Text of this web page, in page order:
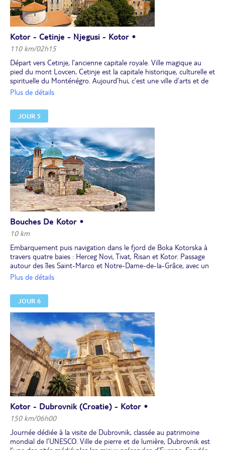
Dîner et installation pour 5 nuits à l’hôtel, dans les environs de
Kotor.
Kotor - Cetinje - Njegusi - Kotor •
110 km/02h15
Départ vers Cetinje, l’ancienne capitale royale. Ville magique au
pied du mont Lovcen, Cetinje est la capitale historique, culturelle et
spirituelle du Monténégro. Aujourd’hui, c’est une ville d’arts et de
culture qui abrite des musées, des archives, des bibliothèques et
Palais royal. Temps libre.
Poursuite de l'itinéraire vers Njegusi, village natal de la dynastie
royale Petrovic.
Déjeuner typique de jambon et de fromage dans une auberge.
L’après-midi, route vers la côte, par la vieille route austro-
hongroise offrant une vue magnifique sur le fjord de Boka
Kotorska.
Dîner et nuit à l’hôtel.
Plus de détails
JOUR 5
Bouches De Kotor •
10 km
Embarquement puis navigation dans le fjord de Boka Kotorska à
travers quatre baies : Herceg Novi, Tivat, Risan et Kotor. Passage
autour des îles Saint-Marco et Notre-Dame-de-la-Grâce, avec un
arrêt à l’île Notre-Dame-du-Récif pour la visite de l’église-musée.
Repas à bord.
Puis visite de la vielle ville, classée au patrimoine mondial de
l’UNESCO. Son architecture apporte un profond témoignage de
son histoire, telles la cathédrale Saint-Tryphon et les petites rues
pittoresques. Visite du musée de la Marine et temps libre.
Dîner et nuit à l'hôtel.
Plus de détails
JOUR 6
Kotor - Dubrovnik (Croatie) - Kotor •
150 km/06h00
Journée dédiée à la visite de Dubrovnik, classée au patrimoine
mondial de l’UNESCO. Ville de pierre et de lumière, Dubrovnik est